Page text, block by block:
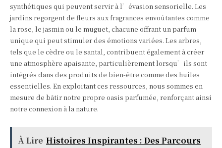
synthétiques qui peuvent servir à l’évasion sensorielle. Les
jardins regorgent de fleurs aux fragrances envoûtantes comme
la rose, le jasmin ou le muguet, chacune offrant un parfum
unique qui peut stimuler des émotions variées. Les arbres,
tels que le cèdre ou le santal, contribuent également à créer
une atmosphère apaisante, particulièrement lorsqu’ils sont
intégrés dans des produits de bien-être comme des huiles
essentielles. En exploitant ces ressources, nous sommes en
mesure de bâtir notre propre oasis parfumée, renforçant ainsi
notre connexion à la nature.
À Lire Histoires Inspirantes : Des Parcours